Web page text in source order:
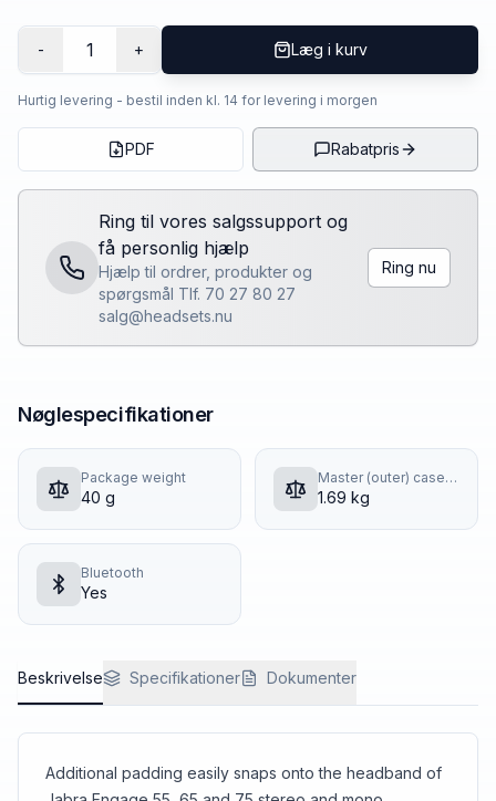
- 1 + Læg i kurv
Hurtig levering - bestil inden kl. 14 for levering i morgen
PDF Rabatpris
Ring til vores salgssupport og
få personlig hjælp
Hjælp til ordrer, produkter og
spørgsmål Tlf. 70 27 80 27
salg@headsets.nu
Ring nu
Nøglespecifikationer
Package weight
40 g
Master (outer) case gross weight
1.69 kg
Bluetooth
Yes
Beskrivelse Specifikationer Dokumenter
Additional padding easily snaps onto the headband of